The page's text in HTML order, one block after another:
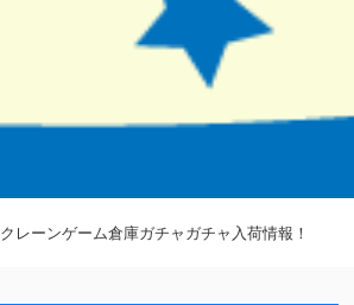
クレーンゲーム倉庫ガチャガチャ入荷情報！